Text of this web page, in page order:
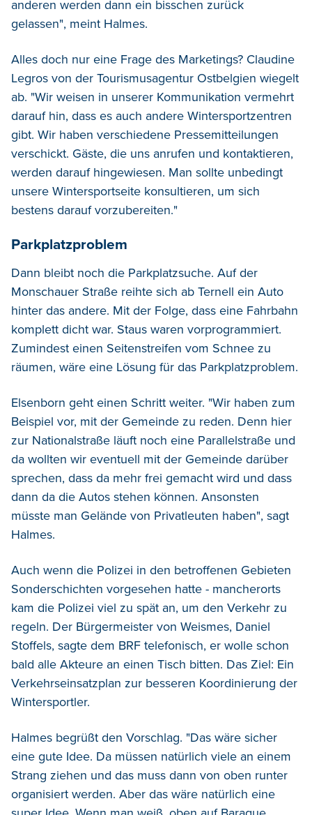
anderen werden dann ein bisschen zurück
gelassen", meint Halmes.
Alles doch nur eine Frage des Marketings? Claudine
Legros von der Tourismusagentur Ostbelgien wiegelt
ab. "Wir weisen in unserer Kommunikation vermehrt
darauf hin, dass es auch andere Wintersportzentren
gibt. Wir haben verschiedene Pressemitteilungen
verschickt. Gäste, die uns anrufen und kontaktieren,
werden darauf hingewiesen. Man sollte unbedingt
unsere Wintersportseite konsultieren, um sich
bestens darauf vorzubereiten."
Parkplatzproblem
Dann bleibt noch die Parkplatzsuche. Auf der
Monschauer Straße reihte sich ab Ternell ein Auto
hinter das andere. Mit der Folge, dass eine Fahrbahn
komplett dicht war. Staus waren vorprogrammiert.
Zumindest einen Seitenstreifen vom Schnee zu
räumen, wäre eine Lösung für das Parkplatzproblem.
Elsenborn geht einen Schritt weiter. "Wir haben zum
Beispiel vor, mit der Gemeinde zu reden. Denn hier
zur Nationalstraße läuft noch eine Parallelstraße und
da wollten wir eventuell mit der Gemeinde darüber
sprechen, dass da mehr frei gemacht wird und dass
dann da die Autos stehen können. Ansonsten
müsste man Gelände von Privatleuten haben", sagt
Halmes.
Auch wenn die Polizei in den betroffenen Gebieten
Sonderschichten vorgesehen hatte - mancherorts
kam die Polizei viel zu spät an, um den Verkehr zu
regeln. Der Bürgermeister von Weismes, Daniel
Stoffels, sagte dem BRF telefonisch, er wolle schon
bald alle Akteure an einen Tisch bitten. Das Ziel: Ein
Verkehrseinsatzplan zur besseren Koordinierung der
Wintersportler.
Halmes begrüßt den Vorschlag. "Das wäre sicher
eine gute Idee. Da müssen natürlich viele an einem
Strang ziehen und das muss dann von oben runter
organisiert werden. Aber das wäre natürlich eine